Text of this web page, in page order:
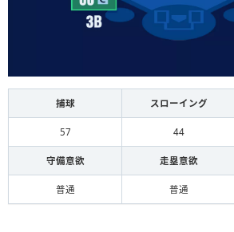
捕球 スローイング
57 44
守備意欲 走塁意欲
普通 普通